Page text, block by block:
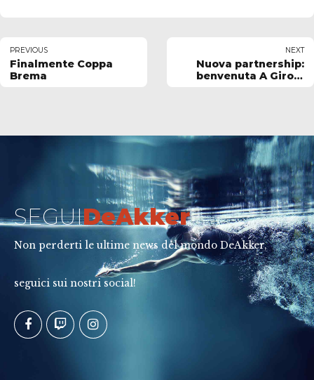
PREVIOUS
Finalmente Coppa
Brema
NEXT
Nuova partnership:
benvenuta A Gironi
SEGUIDeAkker
Non perderti le ultime news del mondo DeAkker,
seguici sui nostri social!